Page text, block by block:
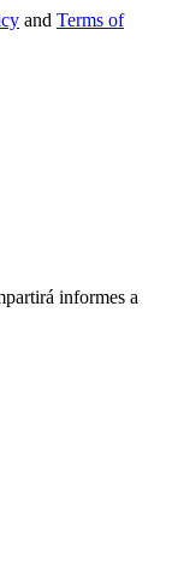
and Terms of
informes a